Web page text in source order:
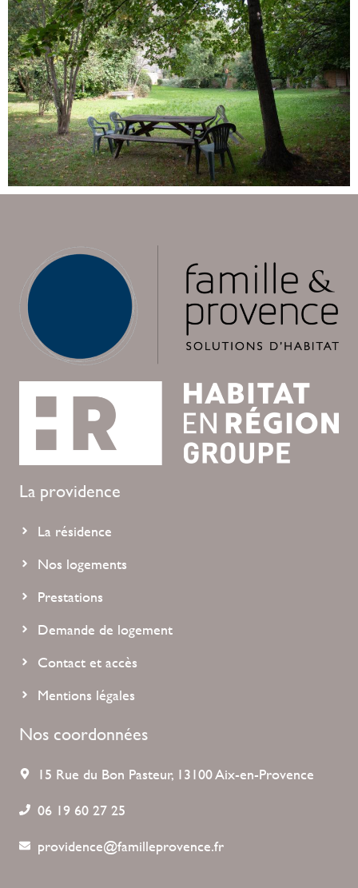
La providence
La résidence
Nos logements
Prestations
Demande de logement
Contact et accès
Mentions légales
Nos coordonnées
15 Rue du Bon Pasteur, 13100 Aix-en-Provence
06 19 60 27 25
providence@familleprovence.fr